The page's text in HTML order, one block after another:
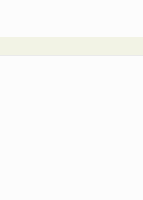
integradora"